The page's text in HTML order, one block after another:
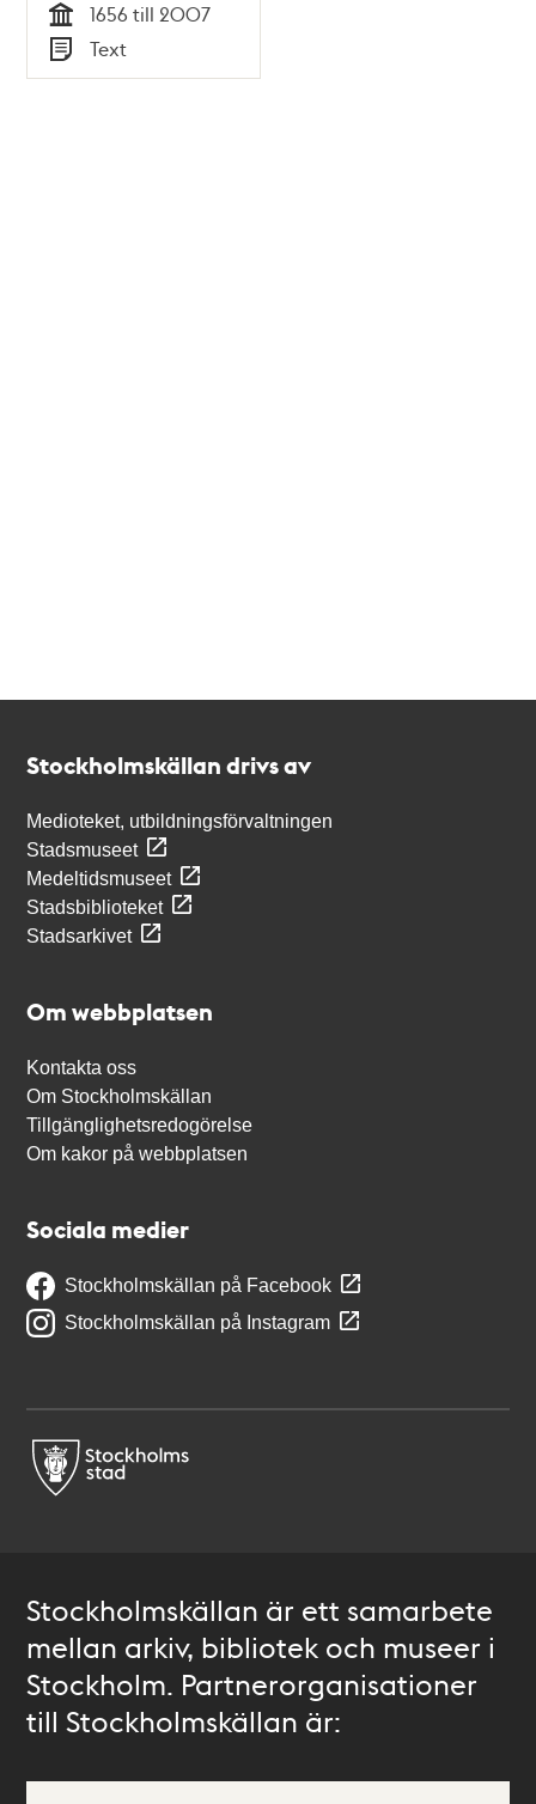
Tid
1656 till 2007
Typ
Text
Stockholmskällan drivs av
Medioteket, utbildningsförvaltningen
Stadsmuseet
Medeltidsmuseet
Stadsbiblioteket
Stadsarkivet
Om webbplatsen
Kontakta oss
Om Stockholmskällan
Tillgänglighetsredogörelse
Om kakor på webbplatsen
Sociala medier
Stockholmskällan på Facebook
Stockholmskällan på Instagram
Stockholmskällan är ett samarbete
mellan arkiv, bibliotek och museer i
Stockholm. Partnerorganisationer
till Stockholmskällan är: